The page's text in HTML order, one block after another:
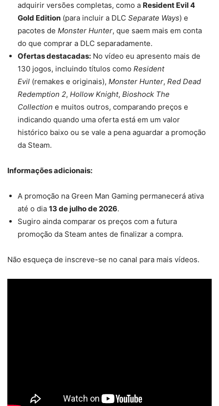
adquirir versões completas, como a Resident Evil 4
Gold Edition (para incluir a DLC Separate Ways) e
pacotes de Monster Hunter, que saem mais em conta
do que comprar a DLC separadamente.
Ofertas destacadas: No vídeo eu apresento mais de
130 jogos, incluindo títulos como Resident
Evil (remakes e originais), Monster Hunter, Red Dead
Redemption 2, Hollow Knight, Bioshock The
Collection e muitos outros, comparando preços e
indicando quando uma oferta está em um valor
histórico baixo ou se vale a pena aguardar a promoção
da Steam.
Informações adicionais:
A promoção na Green Man Gaming permanecerá ativa
até o dia 13 de julho de 2026.
Sugiro ainda comparar os preços com a futura
promoção da Steam antes de finalizar a compra.
Não esqueça de inscreve-se no canal para mais vídeos.